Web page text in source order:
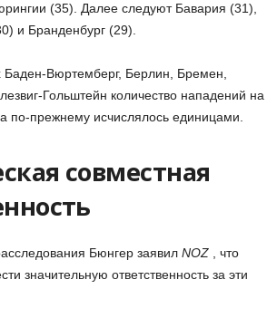
(35). Далее следуют Бавария (31),
и Бранденбург (29).
Вюртемберг, Берлин, Бремен,
Гольштейн количество нападений на
по-прежнему исчислялось единицами.
совместная
Бюнгер заявил NOZ , что
значительную ответственность за эти